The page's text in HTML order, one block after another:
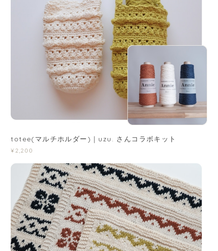
totee(マルチホルダー)｜uzu. さんコラボキット
¥2,200